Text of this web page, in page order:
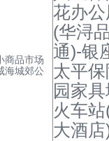
商品市场
海城郊公
花办
(华浔
通)-银
太平
园家
火车
大酒